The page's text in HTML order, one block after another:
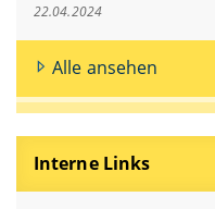
Interne Links
22.04.2024
Alle ansehen